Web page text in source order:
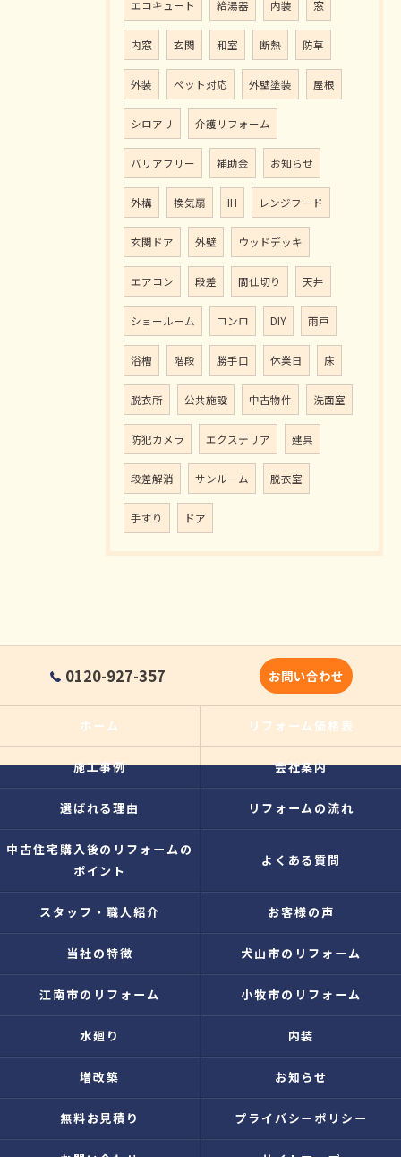
エコキュート 給湯器 内装 窓
内窓 玄関 和室 断熱 防草
外装 ペット対応 外壁塗装 屋根
シロアリ 介護リフォーム
バリアフリー 補助金 お知らせ
外構 換気扇 IH レンジフード
玄関ドア 外壁 ウッドデッキ
エアコン 段差 間仕切り 天井
ショールーム コンロ DIY 雨戸
浴槽 階段 勝手口 休業日 床
脱衣所 公共施設 中古物件 洗面室
防犯カメラ エクステリア 建具
段差解消 サンルーム 脱衣室
手すり ドア
0120-927-357 お問い合わせ
ホーム リフォーム価格表
施工事例 会社案内
選ばれる理由 リフォームの流れ
中古住宅購入後のリフォームの
ポイント
よくある質問
スタッフ・職人紹介 お客様の声
当社の特徴 犬山市のリフォーム
江南市のリフォーム 小牧市のリフォーム
水廻り 内装
増改築 お知らせ
無料お見積り プライバシーポリシー